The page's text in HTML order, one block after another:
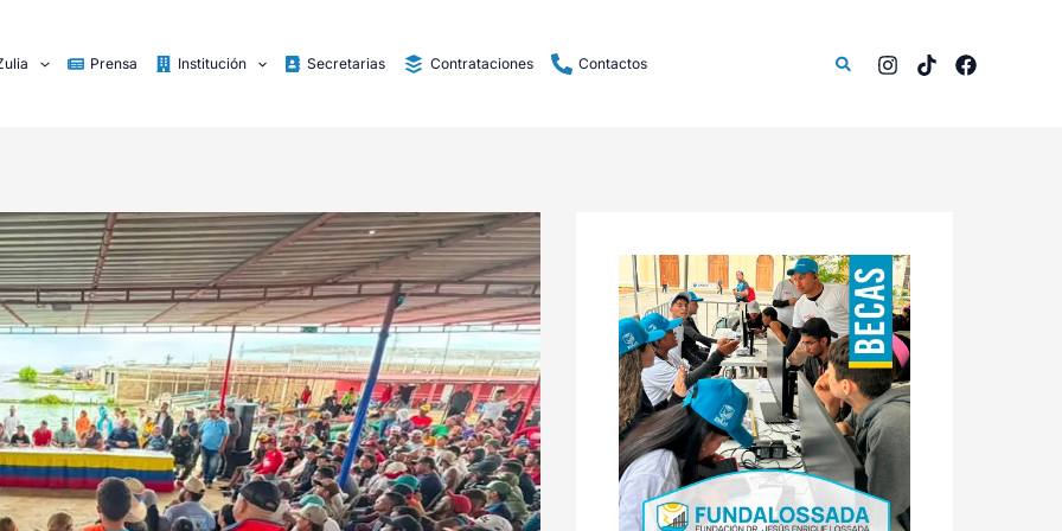
Prensa Institución Secretarias Contrataciones Contactos Buscar